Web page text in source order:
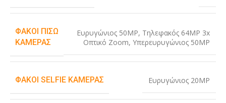
ΦΑΚΟΊ ΠΊΣΩ
ΚΆΜΕΡΑΣ
Ευρυγώνιος 50MP, Τηλεφακός 64MP 3x
Οπτικό Zoom, Υπερευρυγώνιος 50MP
ΦΑΚΟΊ SELFIE ΚΆΜΕΡΑΣ Ευρυγώνιος 20MP